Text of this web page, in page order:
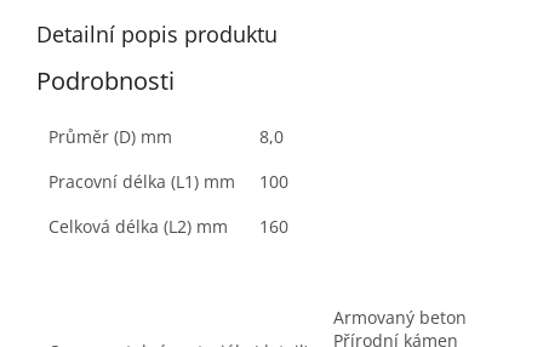
Detailní popis produktu
Podrobnosti
Průměr (D) mm
8,0
Pracovní délka (L1) mm
100
Celková délka (L2) mm
160
Armovaný beton
Přírodní kámen